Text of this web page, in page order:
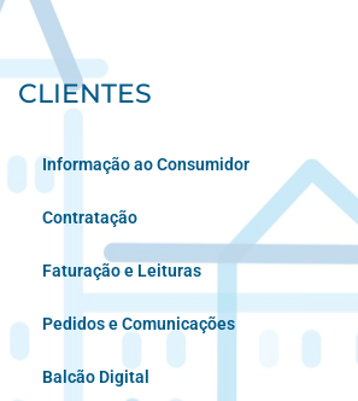
CLIENTES
Informação ao Consumidor
Contratação
Faturação e Leituras
Pedidos e Comunicações
Balcão Digital